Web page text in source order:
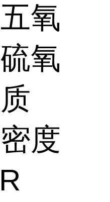
氧
氧
度